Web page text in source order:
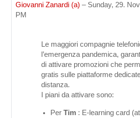
Giovanni Zanardi (a) – Sunday, 29.
PM
Le maggiori compagnie
l’emergenza pandemica,
di attivare promozioni che
gratis sulle piattaforme
distanza.
I piani da attivare sono:
PerTim : E-learning card